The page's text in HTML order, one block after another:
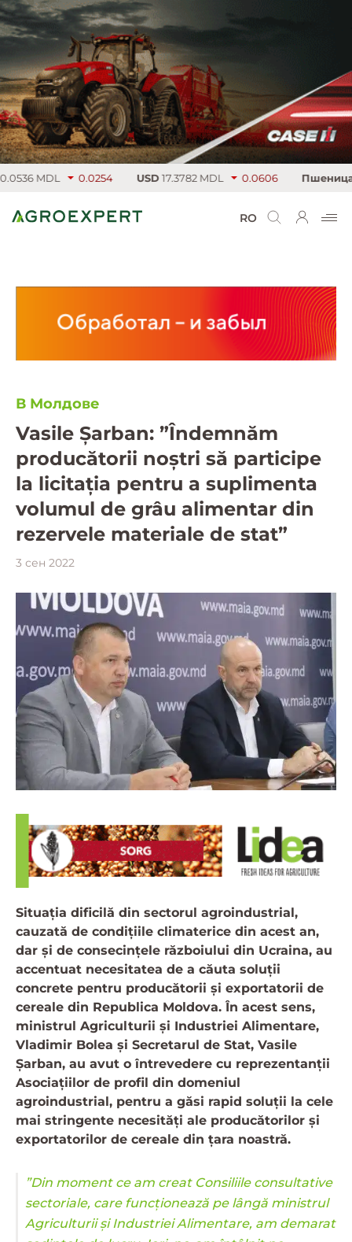
MDL 0.0254 USD17.3782 MDL 0.0606 Пшеница
RO
В Молдове
Vasile Șarban: ”Îndemnăm
producătorii noștri să participe
la licitația pentru a suplimenta
volumul de grâu alimentar din
rezervele materiale de stat”
3 сен 2022
Situația dificilă din sectorul agroindustrial,
cauzată de condițiile climaterice din acest an,
dar și de consecințele războiului din Ucraina, au
accentuat necesitatea de a căuta soluții
concrete pentru producătorii și exportatorii de
cereale din Republica Moldova. În acest sens,
ministrul Agriculturii și Industriei Alimentare,
Vladimir Bolea și Secretarul de Stat, Vasile
Șarban, au avut o întrevedere cu reprezentanții
Asociațiilor de profil din domeniul
agroindustrial, pentru a găsi rapid soluții la cele
mai stringente necesități ale producătorilor și
exportatorilor de cereale din țara noastră.
”Din moment ce am creat Consiliile consultative
sectoriale, care funcționează pe lângă ministrul
Agriculturii și Industriei Alimentare, am demarat